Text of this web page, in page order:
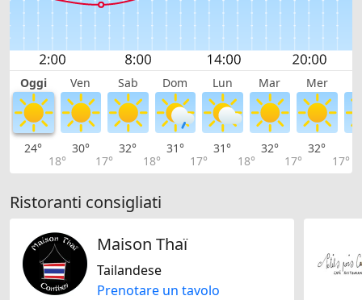
Oggi Ven Sab Dom Lun Mar Mer
24°
18°
30°
17°
32°
18°
31°
17°
31°
18°
32°
17°
32°
17°
Ristoranti consigliati
Maison Thaï
Tailandese
Prenotare un tavolo